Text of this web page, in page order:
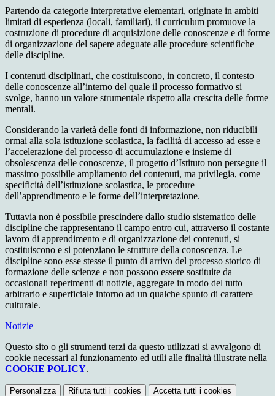
Partendo da categorie interpretative elementari, originate in ambiti
limitati di esperienza (locali, familiari), il curriculum promuove la
costruzione di procedure di acquisizione delle conoscenze e di forme
di organizzazione del sapere adeguate alle procedure scientifiche
delle discipline.
I contenuti disciplinari, che costituiscono, in concreto, il contesto
delle conoscenze all’interno del quale il processo formativo si
svolge, hanno un valore strumentale rispetto alla crescita delle forme
mentali.
Considerando la varietà delle fonti di informazione, non riducibili
ormai alla sola istituzione scolastica, la facilità di accesso ad esse e
l’accelerazione del processo di accumulazione e insieme di
obsolescenza delle conoscenze, il progetto d’Istituto non persegue il
massimo possibile ampliamento dei contenuti, ma privilegia, come
specificità dell’istituzione scolastica, le procedure
dell’apprendimento e le forme dell’interpretazione.
Tuttavia non è possibile prescindere dallo studio sistematico delle
discipline che rappresentano il campo entro cui, attraverso il costante
lavoro di apprendimento e di organizzazione dei contenuti, si
costituiscono e si potenziano le strutture della conoscenza. Le
discipline sono esse stesse il punto di arrivo del processo storico di
formazione delle scienze e non possono essere sostituite da
occasionali reperimenti di notizie, aggregate in modo del tutto
arbitrario e superficiale intorno ad un qualche spunto di carattere
culturale.
Notizie
Questo sito o gli strumenti terzi da questo utilizzati si avvalgono di
cookie necessari al funzionamento ed utili alle finalità illustrate nella
COOKIE POLICY.
Personalizza Rifiuta tutti i cookies Accetta tutti i cookies